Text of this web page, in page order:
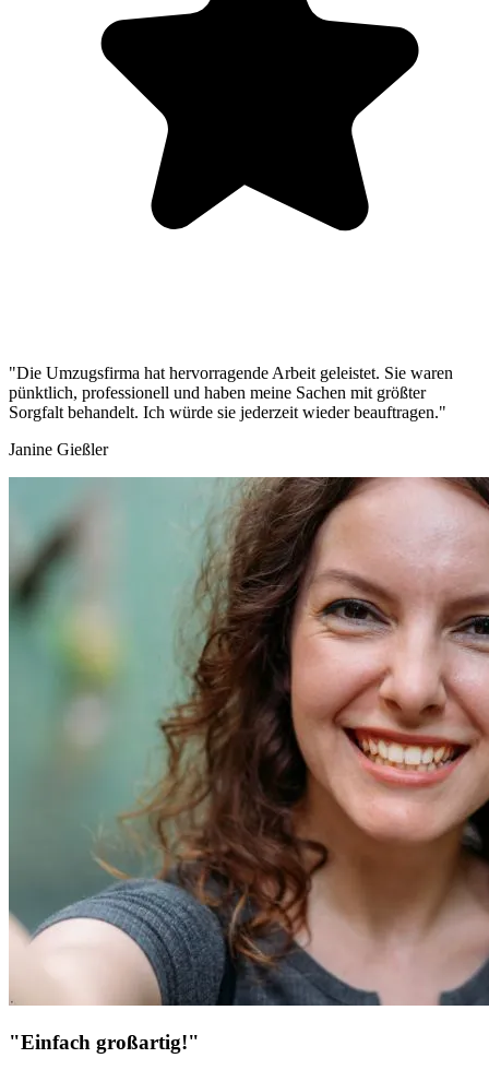
"Die Umzugsfirma hat hervorragende Arbeit geleistet. Sie waren
pünktlich, professionell und haben meine Sachen mit größter
Sorgfalt behandelt. Ich würde sie jederzeit wieder beauftragen."
Janine Gießler
"Einfach großartig!"